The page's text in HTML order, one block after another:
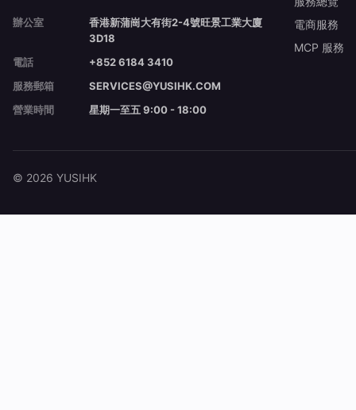
辦公室
香港新蒲崗大有街2-4號旺景工業大廈
3D18
電話
+852 6184 3410
服務郵箱
SERVICES@YUSIHK.COM
營業時間
星期一至五 9:00 - 18:00
電商服務
MCP 服務
© 2026 YUSIHK